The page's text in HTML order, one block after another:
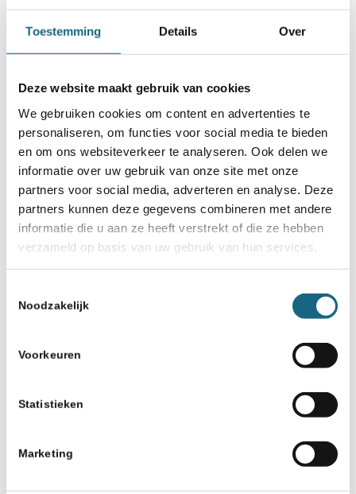
Toestemming Details Over
Deze website maakt gebruik van cookies
We gebruiken cookies om content en advertenties te
personaliseren, om functies voor social media te bieden
en om ons websiteverkeer te analyseren. Ook delen we
informatie over uw gebruik van onze site met onze
partners voor social media, adverteren en analyse. Deze
partners kunnen deze gegevens combineren met andere
informatie die u aan ze heeft verstrekt of die ze hebben
verzameld op basis van uw gebruik van hun services.
Noodzakelijk
Voorkeuren
Statistieken
Marketing